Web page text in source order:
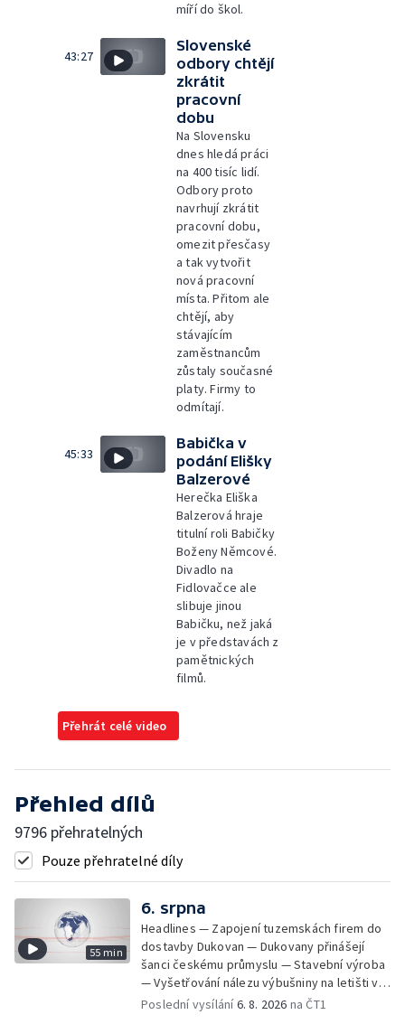
míří do škol.
43:27
Slovenské
odbory chtějí
zkrátit
pracovní
dobu
Na Slovensku
dnes hledá práci
na 400 tisíc lidí.
Odbory proto
navrhují zkrátit
pracovní dobu,
omezit přesčasy
a tak vytvořit
nová pracovní
místa. Přitom ale
chtějí, aby
stávajícím
zaměstnancům
zůstaly současné
platy. Firmy to
odmítají.
45:33
Babička v
podání Elišky
Balzerové
Herečka Eliška
Balzerová hraje
titulní roli Babičky
Boženy Němcové.
Divadlo na
Fidlovačce ale
slibuje jinou
Babičku, než jaká
je v představách z
pamětnických
filmů.
Přehrát celé video
Přehled dílů
9796 přehratelných
Pouze přehratelné díly
55 min
6. srpna
Headlines — Zapojení tuzemskách firem do
dostavby Dukovan — Dukovany přinášejí
šanci českému průmyslu — Stavební výroba
— Vyšetřování nálezu výbušniny na letišti v
Lipsku — Bourání torza vyhořelé budovy ve
Poslední vysílání6. 8. 2026 na ČT1